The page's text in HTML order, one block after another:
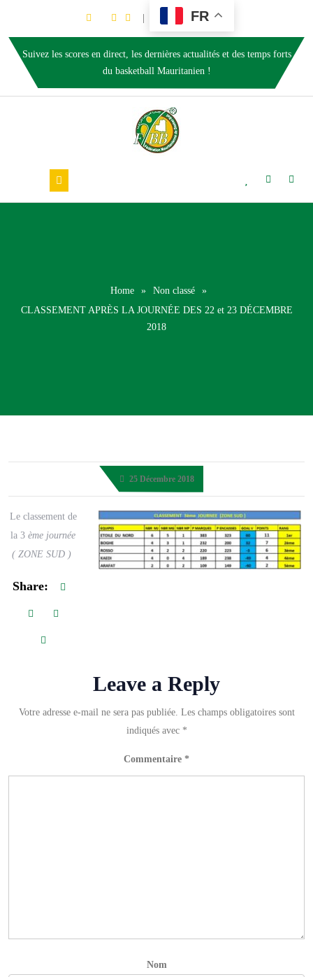
FR
Suivez les scores en direct, les dernières actualités et des temps forts
du basketball Mauritanien !
Home » Non classé
»
CLASSEMENT APRÈS LA JOURNÉE DES 22 et 23 DÉCEMBRE
2018
25 Décembre 2018
Le classement de
la 3 ème journée
( ZONE SUD )
Share:
Leave a Reply
Votre adresse e-mail ne sera pas publiée. Les champs obligatoires sont
indiqués avec *
Commentaire *
Nom